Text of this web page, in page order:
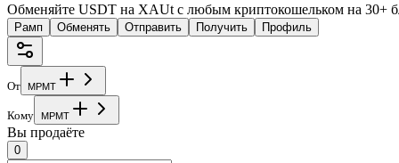
Обменяйте USDT на XAUt с любым криптокошельком на 30+
Рамп Обменять Отправить Получить Профиль
От MPMT
Кому MPMT
Вы продаёте
0